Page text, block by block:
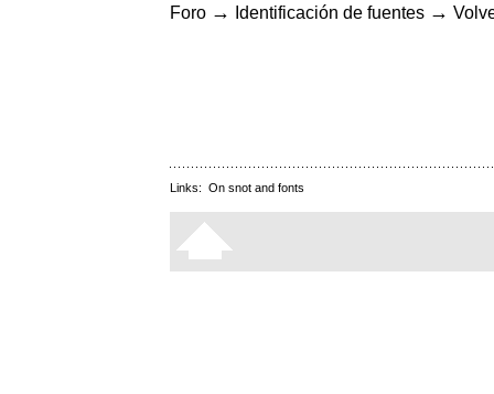
Foro → Identificación de fuentes →
Links: On snot and fonts